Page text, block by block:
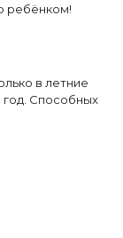
ребёнком!
в летние
год. Способных